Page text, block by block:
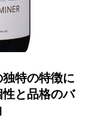
特の特徴に
と品格のバ